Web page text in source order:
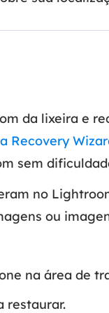
Tutorial
Recuperação
System Deploy
da lixeira e
Recovery
sem
no
ou
na área de
restaurar.